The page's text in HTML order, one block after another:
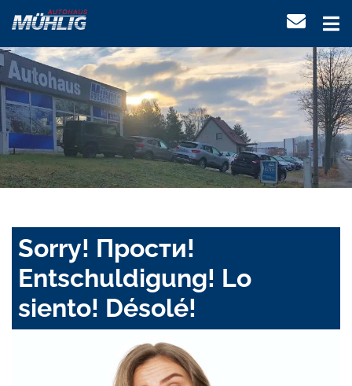
Sorry! Прости!
Entschuldigung! Lo
siento! Désolé!